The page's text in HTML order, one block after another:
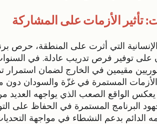
تأثير الأزمات على المشاركة
التي أثرت على المنطقة، حرص
على توفير فرص تدريب عادلة. في
مقيمين في الخارج لضمان استمرار
المستمرة في غزّة والسودان
يعكس الواقع الصعب الذي يواجهه العديد
البرنامج المستمرة في الحفاظ على
الدائم بدعم النشطاء في مواجهة